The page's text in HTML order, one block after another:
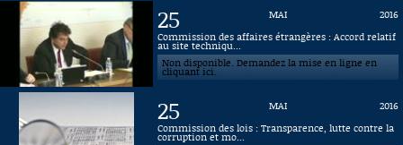
25 MAI
2016
Commission des affaires étrangères : Accord relatif
au site techniqu...
Non disponible. Demandez la mise en ligne en
cliquant ici.
25 MAI
2016
Commission des lois : Transparence, lutte contre la
corruption et mo...